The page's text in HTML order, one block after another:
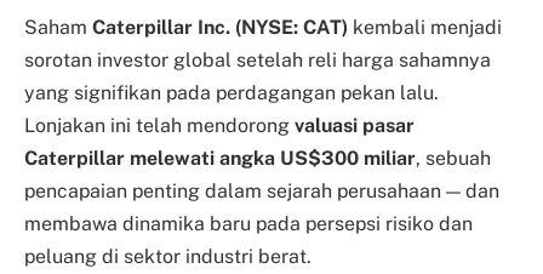
Saham Caterpillar Inc. (NYSE: CAT) kembali menjadi
sorotan investor global setelah reli harga sahamnya
yang signifikan pada perdagangan pekan lalu.
Lonjakan ini telah mendorong valuasi pasar
Caterpillar melewati angka US$300 miliar, sebuah
pencapaian penting dalam sejarah perusahaan — dan
membawa dinamika baru pada persepsi risiko dan
peluang di sektor industri berat.